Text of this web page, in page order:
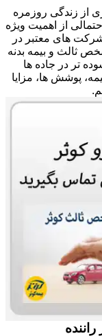
از زندگی روزمره
از اهمیت ویژه
های معتبر در
ثالث و بیمه بدنه
تر در جاده ها
پوشش ها، مزایا